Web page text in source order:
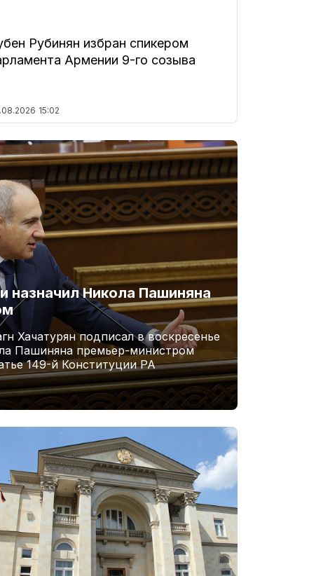
Рубинян избран спикером
Армении 9-го созыва
15:02
назначил Никола Пашиняна
Хачатурян подписал в воскресенье
Пашиняна премьер-министром
149-й Конституции РА